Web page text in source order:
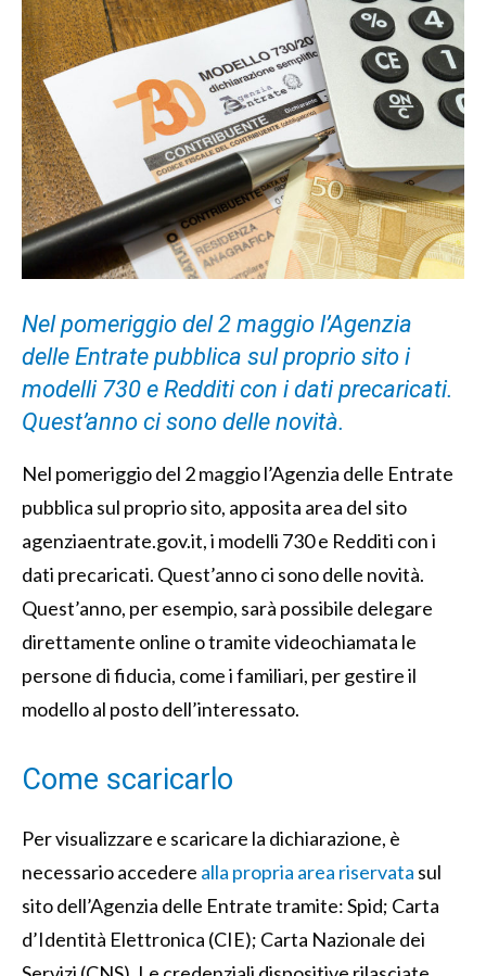
Nel pomeriggio del 2 maggio l’Agenzia
delle Entrate pubblica sul proprio sito i
modelli 730 e Redditi con i dati precaricati.
Quest’anno ci sono delle novità.
Nel pomeriggio del 2 maggio l’Agenzia delle Entrate
pubblica sul proprio sito, apposita area del sito
agenziaentrate.gov.it, i modelli 730 e Redditi con i
dati precaricati. Quest’anno ci sono delle novità.
Quest’anno, per esempio, sarà possibile delegare
direttamente online o tramite videochiamata le
persone di fiducia, come i familiari, per gestire il
modello al posto dell’interessato.
Come scaricarlo
Per visualizzare e scaricare la dichiarazione, è
necessario accedere alla propria area riservata sul
sito dell’Agenzia delle Entrate tramite: Spid; Carta
d’Identità Elettronica (CIE); Carta Nazionale dei